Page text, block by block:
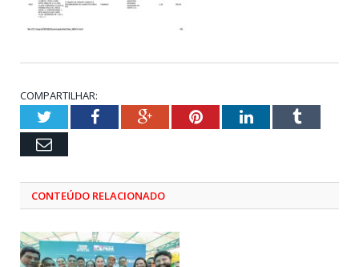
COMPARTILHAR:
TwitterFacebookGoogle+PinterestLinkedInTumblr
Email
CONTEÚDO RELACIONADO